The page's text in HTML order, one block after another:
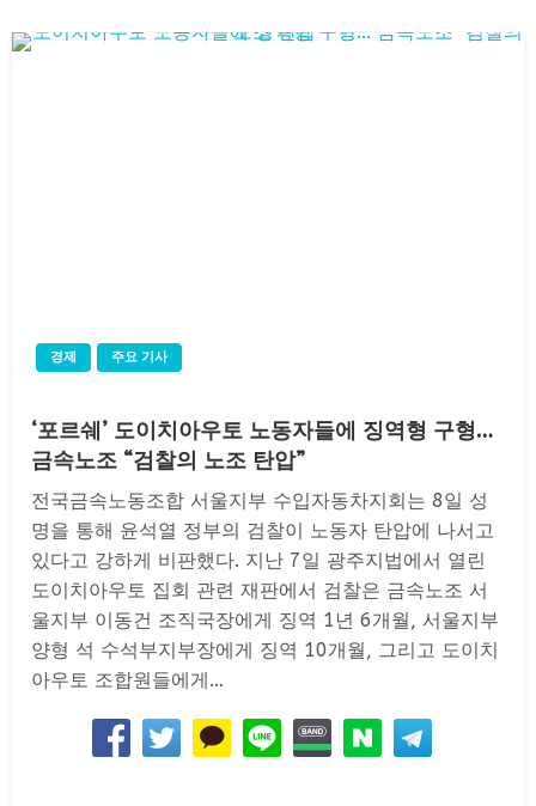
경제 주요 기사
‘포르쉐’ 도이치아우토 노동자들에 징역형 구형…
금속노조 “검찰의 노조 탄압”
전국금속노동조합 서울지부 수입자동차지회는 8일 성
명을 통해 윤석열 정부의 검찰이 노동자 탄압에 나서고
있다고 강하게 비판했다. 지난 7일 광주지법에서 열린
도이치아우토 집회 관련 재판에서 검찰은 금속노조 서
울지부 이동건 조직국장에게 징역 1년 6개월, 서울지부
양형 석 수석부지부장에게 징역 10개월, 그리고 도이치
아우토 조합원들에게…